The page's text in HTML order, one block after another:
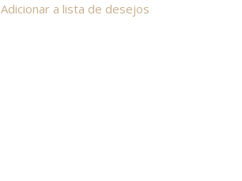
Adicionar a lista de desejos